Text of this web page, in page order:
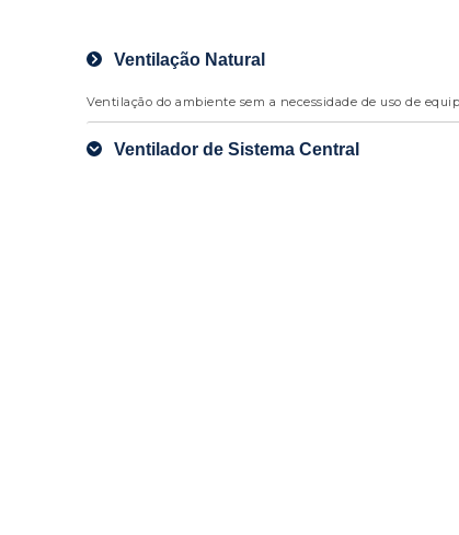
Ventilação Natural
Ventilação do ambiente sem a necessidade de uso de
Ventilador de Sistema Central